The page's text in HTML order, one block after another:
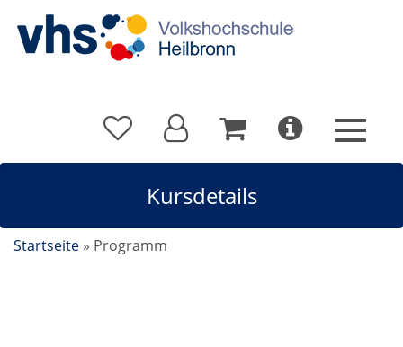
Kursdetails
Startseite » Programm